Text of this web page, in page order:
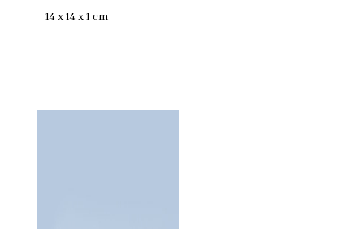
14 x 14 x 1 cm